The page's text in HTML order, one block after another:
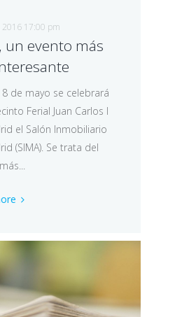
2016 17:00 pm
un evento más
8 de mayo se celebrará
Ferial Juan Carlos I
el Salón Inmobiliario
(SIMA). Se trata del